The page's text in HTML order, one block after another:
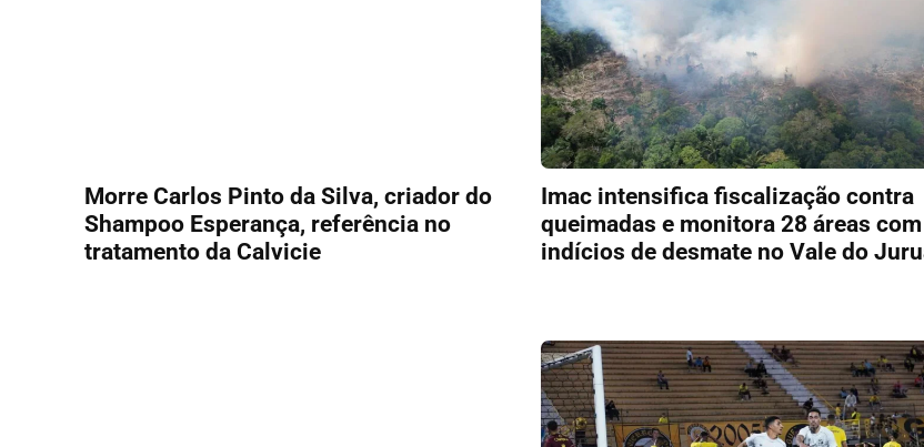
Morre Carlos Pinto da Silva, criador do
Shampoo Esperança, referência no
tratamento da Calvicie
Imac intensifica fiscalização contra
queimadas e monitora 28 áreas com
indícios de desmate no Vale do